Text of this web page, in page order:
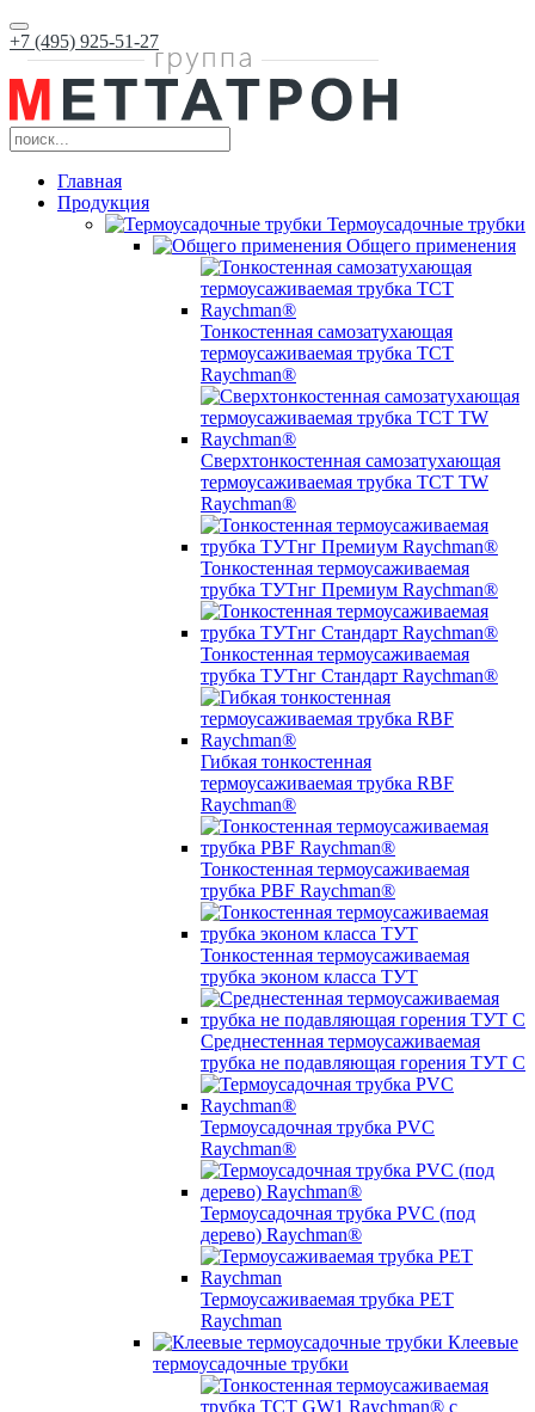
+7 (495) 925-51-27
Главная
Продукция
Термоусадочные трубки
Общего применения
Тонкостенная самозатухающая
термоусаживаемая трубка ТCT
Raychman®
Сверхтонкостенная самозатухающая
термоусаживаемая трубка ТCT TW
Raychman®
Тонкостенная термоусаживаемая
трубка ТУТнг Премиум Raychman®
Тонкостенная термоусаживаемая
трубка ТУТнг Стандарт Raychman®
Гибкая тонкостенная
термоусаживаемая трубка RBF
Raychman®
Тонкостенная термоусаживаемая
трубка PBF Raychman®
Тонкостенная термоусаживаемая
трубка эконом класса ТУТ
Среднестенная термоусаживаемая
трубка не подавляющая горения ТУТ С
Термоусадочная трубка PVC
Raychman®
Термоусадочная трубка PVC (под
дерево) Raychman®
Термоусаживаемая трубка PET
Raychman
Клеевые
термоусадочные трубки